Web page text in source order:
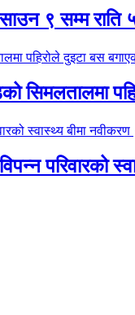
९ सम्म राति
सिमलतालमा
परिवारको